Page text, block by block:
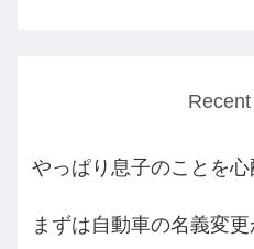
やっぱり息子のことを心
まずは自動車の名義変更